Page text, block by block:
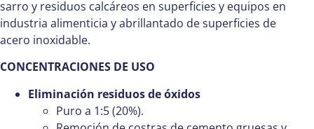
sarro y residuos calcáreos en superficies y equipos en
industria alimenticia y abrillantado de superficies de
acero inoxidable.
CONCENTRACIONES DE USO
Eliminación residuos de óxidos
Puro a 1:5 (20%).